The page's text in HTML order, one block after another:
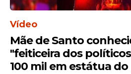
Vídeo
Mãe de Santo
"feiticeira dos
100 mil em estátua do